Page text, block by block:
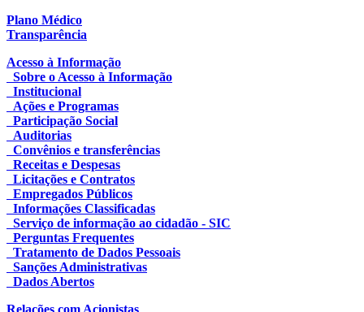
Plano Médico
Transparência
Acesso à Informação
Sobre o Acesso à Informação
Institucional
Ações e Programas
Participação Social
Auditorias
Convênios e transferências
Receitas e Despesas
Licitações e Contratos
Empregados Públicos
Informações Classificadas
Serviço de informação ao cidadão - SIC
Perguntas Frequentes
Tratamento de Dados Pessoais
Sanções Administrativas
Dados Abertos
Relações com Acionistas